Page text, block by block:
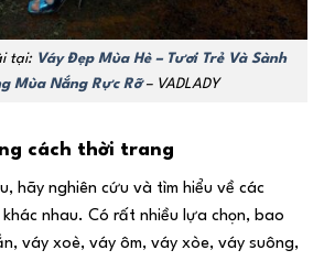
tại: Váy Đẹp Mùa Hè – Tươi Trẻ Và Sành
Mùa Nắng Rực Rỡ– VADLADY
cách thời trang
hãy nghiên cứu và tìm hiểu về các
nhau. Có rất nhiều lựa chọn, bao
váy xoè, váy ôm, váy xòe, váy suông,